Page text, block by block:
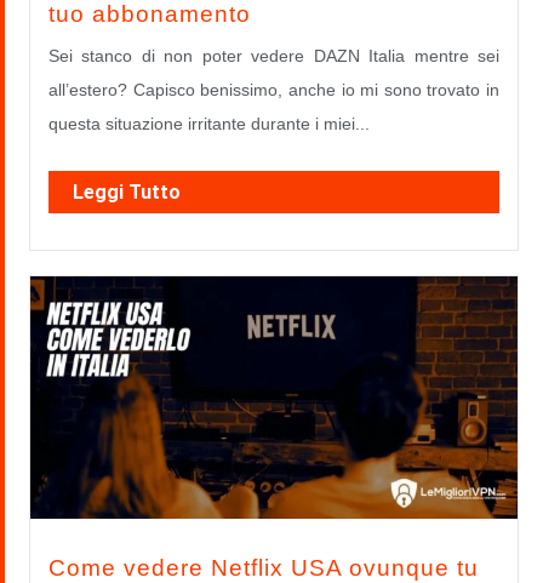
tuo abbonamento
Sei stanco di non poter vedere DAZN Italia mentre sei
all’estero? Capisco benissimo, anche io mi sono trovato in
questa situazione irritante durante i miei...
Leggi Tutto
Come vedere Netflix USA ovunque tu